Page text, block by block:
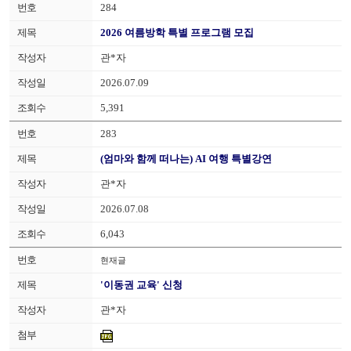
284
2026 여름방학 특별 프로그램 모집
관*자
2026.07.09
5,391
283
(엄마와 함께 떠나는) AI 여행 특별강연
관*자
2026.07.08
6,043
현재글
'이동권 교육' 신청
관*자